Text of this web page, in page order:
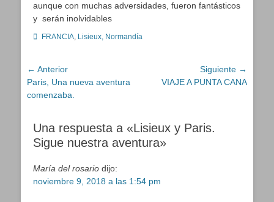
aunque con muchas adversidades, fueron fantásticos
y serán inolvidables
Categorías
FRANCIA, Lisieux, Normandía
Navegación
de
entradas
← Anterior
Entrada
anterior:
Paris, Una nueva aventura
comenzaba.
Siguiente →
EntradaVIAJE A PUNTA CANA
Una respuesta a «Lisieux y Paris.
Sigue nuestra aventura»
María del rosario dijo:
noviembre 9, 2018 a las 1:54 pm